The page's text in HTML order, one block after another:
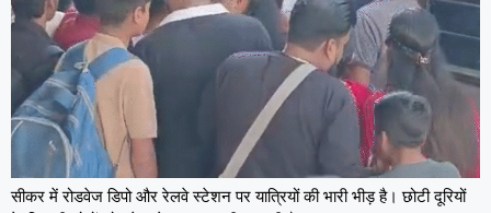
सीकर में रोडवेज डिपो और रेलवे स्टेशन पर यात्रियों की भारी भीड़ है। छोटी दूरियों